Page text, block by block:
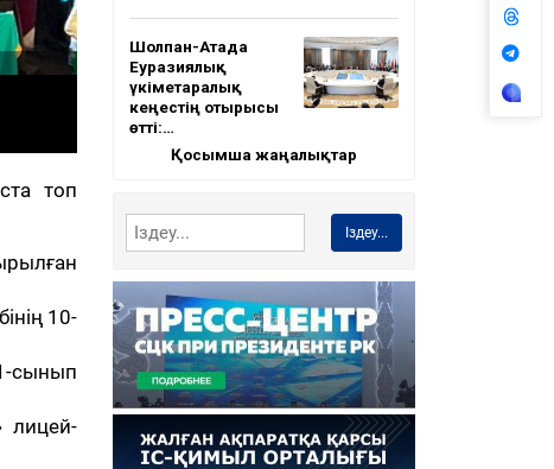
топ
10-
сынып
лицей-
Шолпан-Атада
Еуразиялық
үкіметаралық
кеңестің отырысы
өтті:…
Қосымша жаңалықтар
Іздеу...